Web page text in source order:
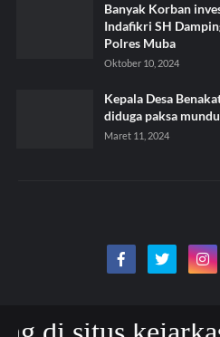
Banyak Korban
Indafikri SH
Polres Muba
Oktober 10, 2024
Kepala Desa
diduga paksa
Maret 11, 2024